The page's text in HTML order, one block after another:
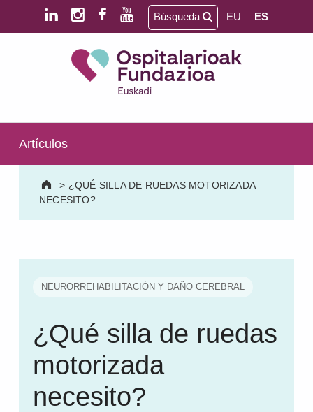
Saltar al contenido principal
Saltar al pie de página
SALUD MENTAL | DISCAPACIDAD INTELECTUAL | NEURORREHABILITACIÓN Y DAÑO CEREBRAL | PERSONA MAYOR
Búsqueda EU ES
Artículos
> ¿QUÉ SILLA DE RUEDAS MOTORIZADA
NECESITO?
NEURORREHABILITACIÓN Y DAÑO CEREBRAL
¿Qué silla de ruedas
motorizada
necesito?